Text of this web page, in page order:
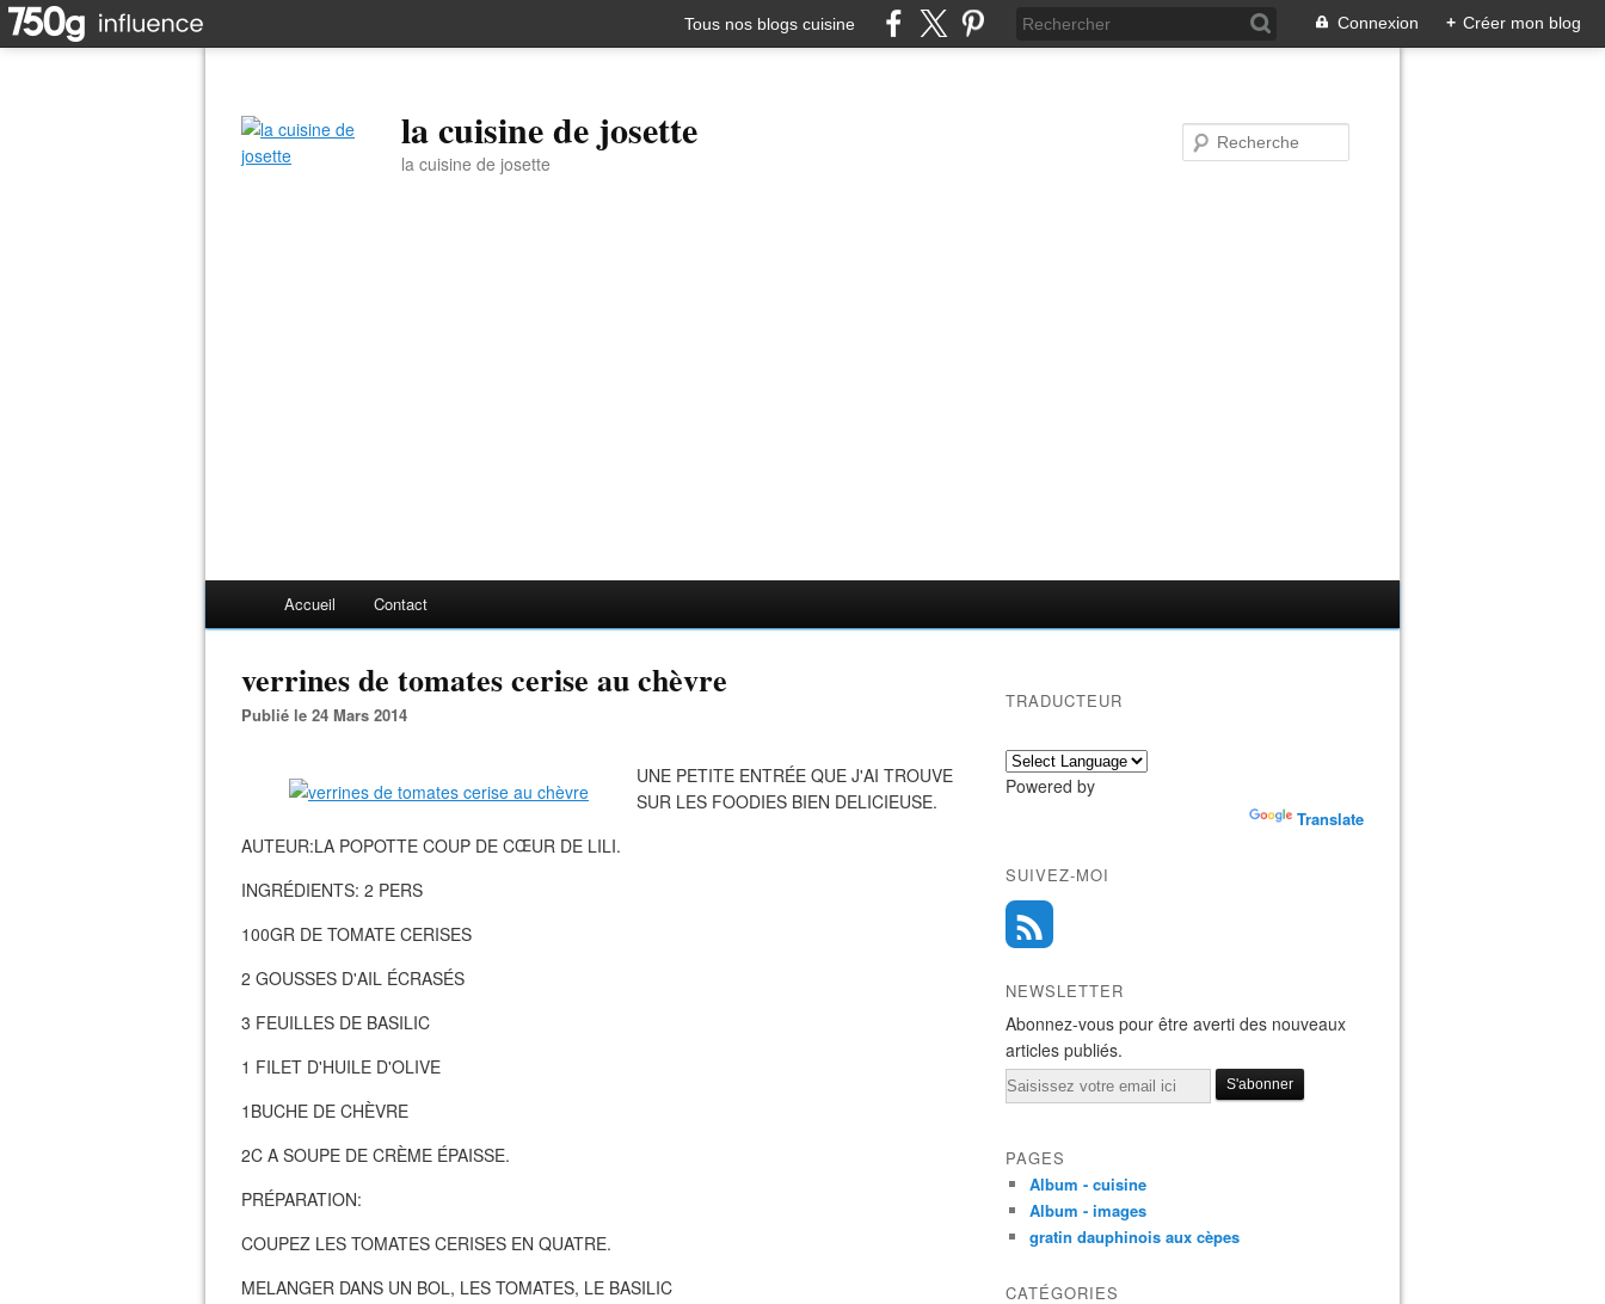
Tous nos blogs cuisine Connexion + Créer mon blog
la cuisine de josette
la cuisine de josette
Accueil Contact
verrines de tomates cerise au chèvre
Publié le 24 Mars 2014
UNE PETITE ENTRÉE QUE J'AI TROUVE
SUR LES FOODIES BIEN DELICIEUSE.
AUTEUR:LA POPOTTE COUP DE CŒUR DE LILI.
INGRÉDIENTS: 2 PERS
100GR DE TOMATE CERISES
2 GOUSSES D'AIL ÉCRASÉS
3 FEUILLES DE BASILIC
1 FILET D'HUILE D'OLIVE
1BUCHE DE CHÈVRE
2C A SOUPE DE CRÈME ÉPAISSE.
PRÉPARATION:
COUPEZ LES TOMATES CERISES EN QUATRE.
MELANGER DANS UN BOL, LES TOMATES, LE BASILIC
TRADUCTEUR
Powered by
Translate
SUIVEZ-MOI
NEWSLETTER
Abonnez-vous pour être averti des nouveaux
articles publiés.
Email
PAGES
Album - cuisine
Album - images
gratin dauphinois aux cèpes
CATÉGORIES